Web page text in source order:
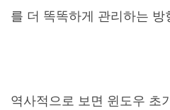
를 더 똑똑하게 관리하는
역사적으로 보면 윈도우 초